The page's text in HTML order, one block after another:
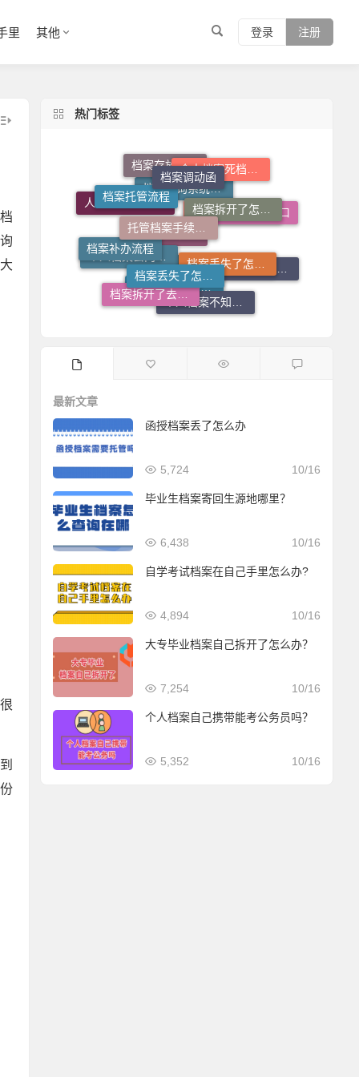
登录 注册
里 其他
热门标签
档案存放机构
档案查询系统官网
档案调动需要什么手续
档案在自己手里怎么放到人才市场
个人档案去向查询
人才中心档案接收流程
档案存放流程 个人档案死档激活
档案查询入口
个人档案不知道在哪儿怎么查
档案拆开了去哪里封
档案补办流程
档案托管流程
档案调动函
档案拆开了怎么补救
档案丢失了怎么补
托管档案手续如何办理
最新文章
函授档案丢了怎么办
10/16
5,724
毕业生档案寄回生源地哪里？
10/16
6,438
自学考试档案在自己手里怎么办?
10/16
4,894
大专毕业档案自己拆开了怎么办？
10/16
7,254
个人档案自己携带能考公务员吗？
10/16
5,352